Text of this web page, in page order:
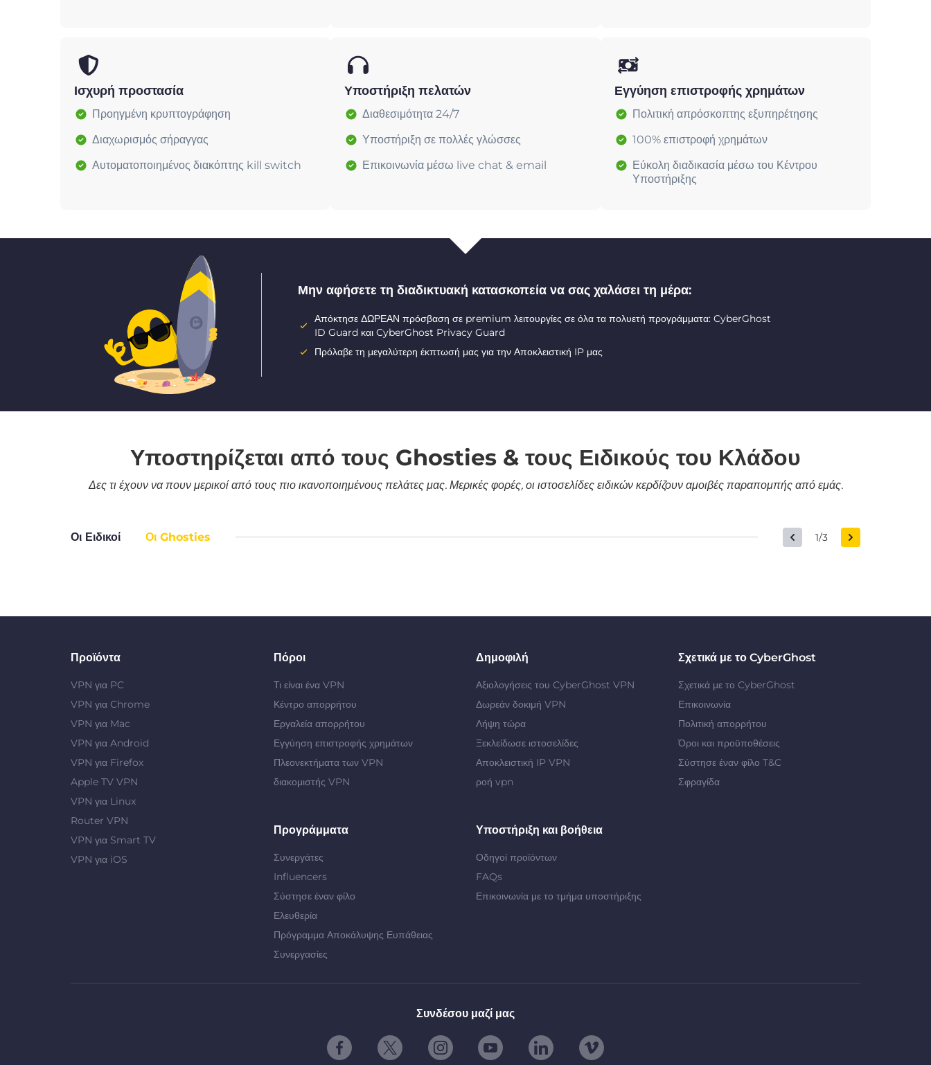
Ισχυρή προστασία
Προηγμένη κρυπτογράφηση
Διαχωρισμός σήραγγας
Αυτοματοποιημένος διακόπτης kill switch
Υποστήριξη πελατών
Διαθεσιμότητα 24/7
Υποστήριξη σε πολλές γλώσσες
Επικοινωνία μέσω live chat & email
Εγγύηση επιστροφής χρημάτων
Πολιτική απρόσκοπτης εξυπηρέτησης
100% επιστροφή χρημάτων
Εύκολη διαδικασία μέσω του Κέντρου
Υποστήριξης
Μην αφήσετε τη διαδικτυακή κατασκοπεία να σας χαλάσει τη μέρα:
Απόκτησε ΔΩΡΕΑΝ πρόσβαση σε premium λειτουργίες σε όλα τα πολυετή προγράμματα: CyberGhost
ID Guard και CyberGhost Privacy Guard
Πρόλαβε τη μεγαλύτερη έκπτωσή μας για την Αποκλειστική IP μας
Υποστηρίζεται από τους Ghosties & τους Ειδικούς του Κλάδου
Δες τι έχουν να πουν μερικοί από τους πιο ικανοποιημένους πελάτες μας. Μερικές φορές, οι ιστοσελίδες ειδικών κερδίζουν αμοιβές παραπομπής από εμάς.
Οι Ειδικοί Οι Ghosties 1/3
Προϊόντα
VPN για PC
VPN για Chrome
VPN για Mac
VPN για Android
VPN για Firefox
Apple TV VPN
VPN για Linux
Router VPN
VPN για Smart TV
VPN για iOS
Πόροι
Τι είναι ένα VPN
Κέντρο απορρήτου
Εργαλεία απορρήτου
Εγγύηση επιστροφής χρημάτων
Πλεονεκτήματα των VPN
διακομιστής VPN
Δημοφιλή
Αξιολογήσεις του CyberGhost VPN
Δωρεάν δοκιμή VPN
Λήψη τώρα
Ξεκλείδωσε ιστοσελίδες
Αποκλειστική IP VPN
ροή vpn
Σχετικά με το CyberGhost
Σχετικά με το CyberGhost
Επικοινωνία
Πολιτική απορρήτου
Όροι και προϋποθέσεις
Σύστησε έναν φίλο T&C
Σφραγίδα
Προγράμματα
Συνεργάτες
Influencers
Σύστησε έναν φίλο
Ελευθερία
Πρόγραμμα Αποκάλυψης Ευπάθειας
Συνεργασίες
Υποστήριξη και βοήθεια
Οδηγοί προϊόντων
FAQs
Επικοινωνία με το τμήμα υποστήριξης
Συνδέσου μαζί μας